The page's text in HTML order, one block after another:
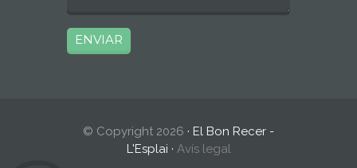
© Copyright 2026 · El Bon Recer -
L'Esplai · Avís legal